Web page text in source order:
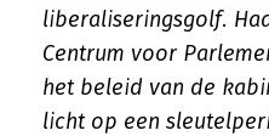
liberaliseringsgolf.
Centrum voor
het beleid van de
licht op een